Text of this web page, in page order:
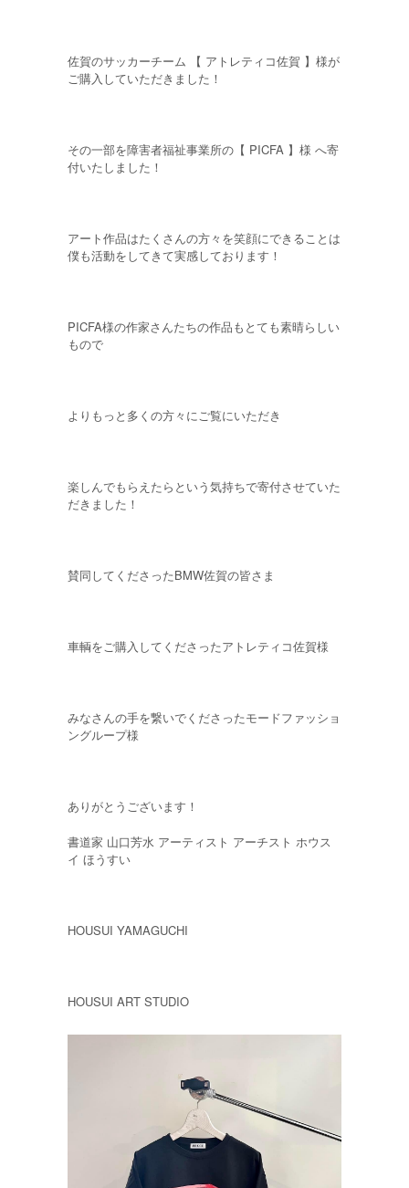
佐賀のサッカーチーム 【 アトレティコ佐賀 】様が
ご購入していただきました！
その一部を障害者福祉事業所の【 PICFA 】様 へ寄
付いたしました！
アート作品はたくさんの方々を笑顔にできることは
僕も活動をしてきて実感しております！
PICFA様の作家さんたちの作品もとても素晴らしい
もので
よりもっと多くの方々にご覧にいただき
楽しんでもらえたらという気持ちで寄付させていた
だきました！
賛同してくださったBMW佐賀の皆さま
車輌をご購入してくださったアトレティコ佐賀様
みなさんの手を繋いでくださったモードファッショ
ングループ様
ありがとうございます！
書道家 山口芳水 アーティスト アーチスト ホウス
イ ほうすい
HOUSUI YAMAGUCHI
HOUSUI ART STUDIO